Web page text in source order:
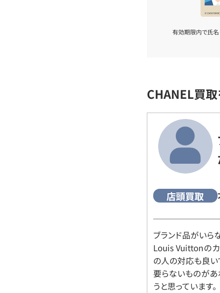
有効期限内で氏名
CHANEL買
店頭買取
ブランド品がいら
Louis Vuittonの
の人の対応も良い
要らないものがあ
うと思っています。